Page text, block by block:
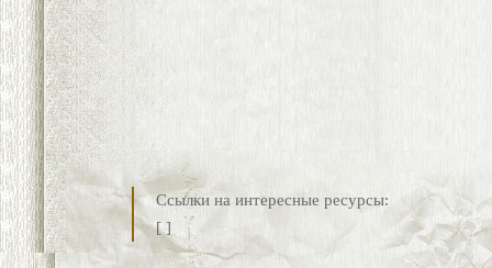
Ссылки на интересные ресурсы:
[ ]